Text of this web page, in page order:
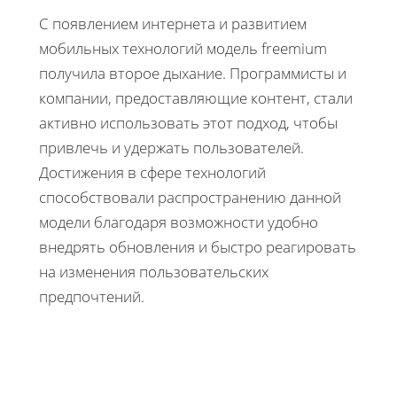
С появлением интернета и развитием
мобильных технологий модель freemium
получила второе дыхание. Программисты и
компании, предоставляющие контент, стали
активно использовать этот подход, чтобы
привлечь и удержать пользователей.
Достижения в сфере технологий
способствовали распространению данной
модели благодаря возможности удобно
внедрять обновления и быстро реагировать
на изменения пользовательских
предпочтений.